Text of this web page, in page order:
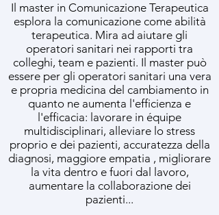
Il master in Comunicazione Terapeutica
esplora la comunicazione come abilità
terapeutica. Mira ad aiutare gli
operatori sanitari nei rapporti tra
colleghi, team e pazienti. Il master può
essere per gli operatori sanitari una vera
e propria medicina del cambiamento in
quanto ne aumenta l'efficienza e
l'efficacia: lavorare in équipe
multidisciplinari, alleviare lo stress
proprio e dei pazienti, accuratezza della
diagnosi, maggiore empatia , migliorare
la vita dentro e fuori dal lavoro,
aumentare la collaborazione dei
pazienti...